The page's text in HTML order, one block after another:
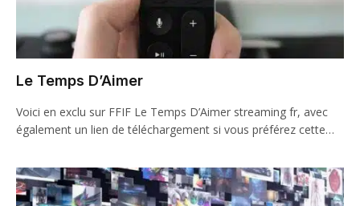
Le Temps D’Aimer
Voici en exclu sur FFIF Le Temps D’Aimer streaming fr, avec
également un lien de téléchargement si vous préférez cette…